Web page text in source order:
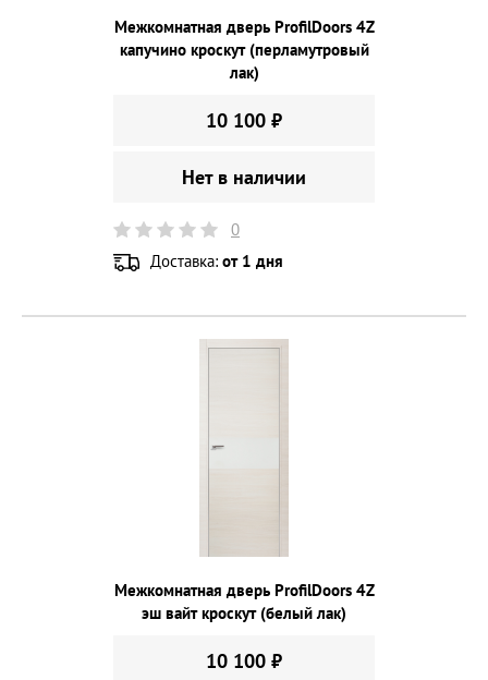
Межкомнатная дверь ProfilDoors 4Z
капучино кроскут (перламутровый
лак)
10 100 ₽
Нет в наличии
0
Доставка: от 1 дня
Межкомнатная дверь ProfilDoors 4Z
эш вайт кроскут (белый лак)
10 100 ₽